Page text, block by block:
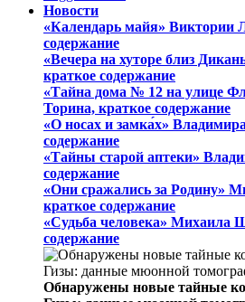
Новости
«Календарь майя» Виктории
содержание
«Вечера на хуторе близ
краткое содержание
«Тайна дома № 12 на улице
Торина, краткое содержание
«О носах и замка́х»
содержание
«Тайны старой аптеки»
содержание
«Они сражались за Родину»
краткое содержание
«Судьба человека» Михаила
содержание
Обнаружены новые тайные